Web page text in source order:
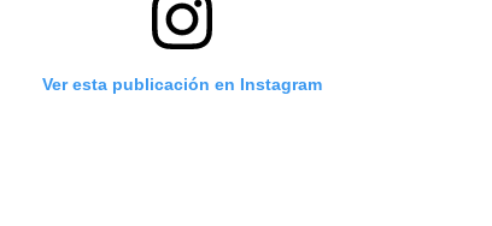
Ver esta publicación en Instagram